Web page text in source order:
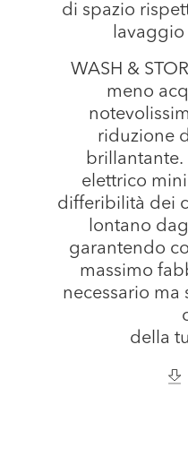
di spazio
WASH &
meno
riduzione
brillantante.
elettrico
differibilità dei
lontano
garantendo
massimo
necessario
della